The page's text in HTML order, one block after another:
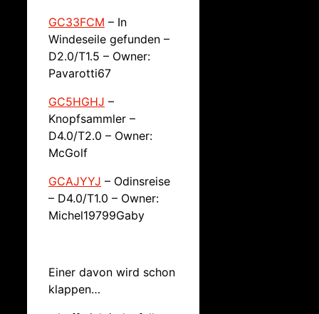
GC33FCM – In
Windeseile gefunden –
D2.0/T1.5 – Owner:
Pavarotti67
GC5HGHJ –
Knopfsammler –
D4.0/T2.0 – Owner:
McGolf
GCAJYYJ – Odinsreise
– D4.0/T1.0 – Owner:
Michel19799Gaby
Einer davon wird schon
klappen…